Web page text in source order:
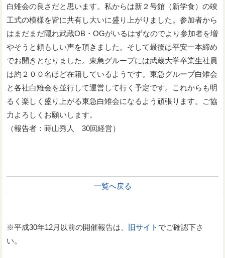
白雉会の良さだと思います。私からは新２号館（新学食）の竣
工式の模様を皆に共有し大いに盛り上がりました。参加者から
はまだまだ隠れ武蔵OB・OGがいるはずなのでより参加者を増
やそうと頼もしい声を頂きました。そして最後は平安一本締め
でお開きとなりました。東急グループには武蔵大学卒業生社員
は約２００名ほど在籍しているようです。東急グループ白雉会
と各社白雉会を並行して運営して行く予定です。これからも明
るく楽しく盛り上がる東急白雉会になるよう頑張ります。ご協
力よろしくお願いします。
（報告者：蒔山秀人 30回経営）
一覧へ戻る
※平成30年12月以前の開催報告は、 旧サイト でご確認下さ
い。